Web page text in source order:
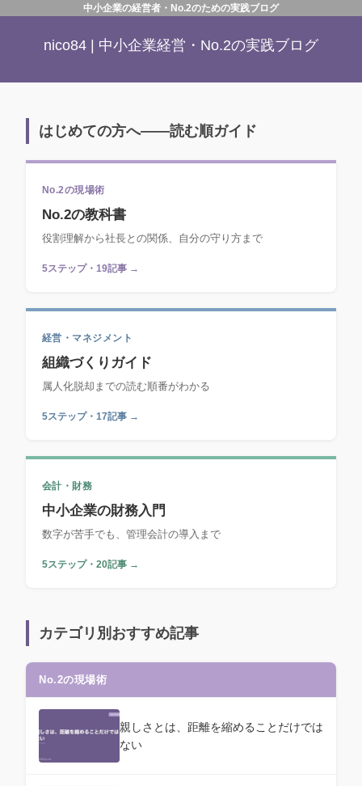
中小企業の経営者・No.2のための実践ブログ
nico84 | 中小企業経営・No.2の実践ブログ
はじめての方へ——読む順ガイド
No.2の現場術
No.2の教科書
役割理解から社長との関係、自分の守り方まで
5ステップ・19記事 →
経営・マネジメント
組織づくりガイド
属人化脱却までの読む順番がわかる
5ステップ・17記事 →
会計・財務
中小企業の財務入門
数字が苦手でも、管理会計の導入まで
5ステップ・20記事 →
カテゴリ別おすすめ記事
No.2の現場術
親しさとは、距離を縮めることだけでは
ない